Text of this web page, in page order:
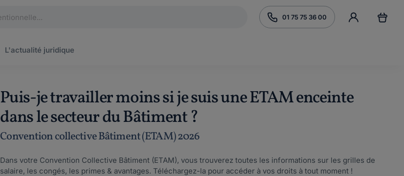
01 75 75 36 00
L'actualité juridique
Puis-je travailler moins si je suis une ETAM enceinte
dans le secteur du Bâtiment ?
Convention collective Bâtiment (ETAM) 2026
Dans votre Convention Collective Bâtiment (ETAM), vous trouverez toutes les informations sur les grilles de
salaire, les congés, les primes & avantages. Téléchargez-la pour accéder à vos droits à tout moment !